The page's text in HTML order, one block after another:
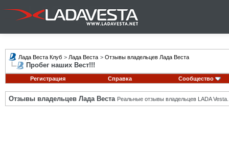
Лада Веста Клуб > Лада Веста > Отзывы владельцев Лада Веста
Пробег наших Вест!!!
Регистрация Справка Сообщество
Отзывы владельцев Лада Веста Реальные отзывы владельцев LADA Vesta.